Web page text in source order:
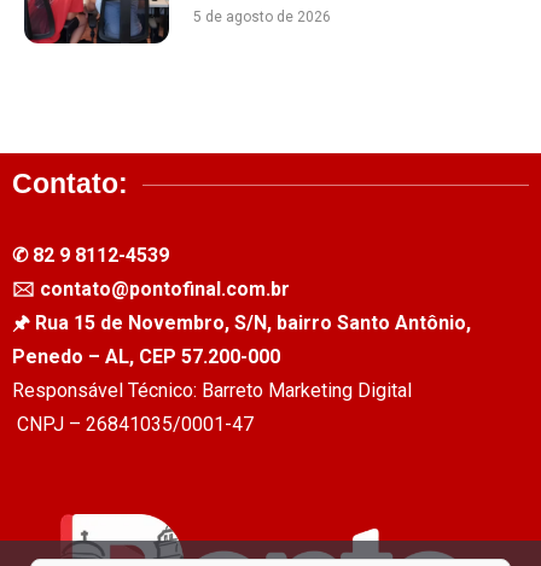
5 de agosto de 2026
Contato:
✆ 82 9 8112-4539
🖂 contato@pontofinal.com.br
🖈 Rua 15 de Novembro, S/N, bairro Santo Antônio,
Penedo – AL, CEP 57.200-000
Responsável Técnico: Barreto Marketing Digital
CNPJ – 26841035/0001-47